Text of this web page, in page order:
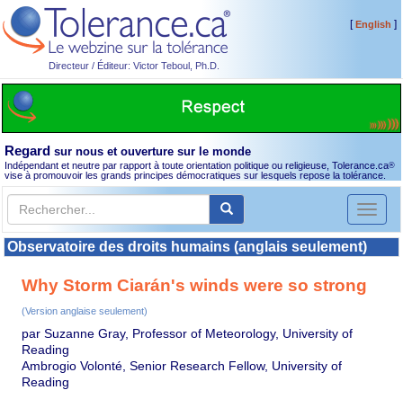
Directeur / Éditeur: Victor Teboul, Ph.D.
[English ]
Regard sur nous et ouverture sur le monde
Indépendant et neutre par rapport à toute orientation politique ou religieuse, Tolerance.ca®
vise à promouvoir les grands principes démocratiques sur lesquels repose la tolérance.
Toggle
Observatoire des droits humains (anglais seulement)
Why Storm Ciarán's winds were so strong
(Version anglaise seulement)
par Suzanne Gray, Professor of Meteorology, University of
Reading
Ambrogio Volonté, Senior Research Fellow, University of
Reading